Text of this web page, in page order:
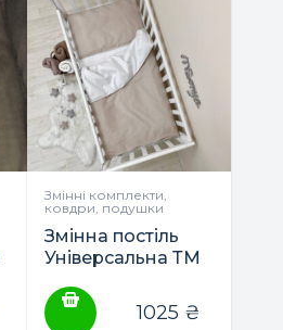
Змінні комплекти,
ковдри, подушки
Змінна постіль
Універсальна ТМ
1025 ₴